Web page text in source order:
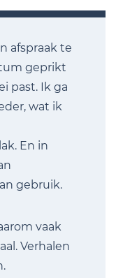
afspraak te
geprikt
past. Ik ga
wat ik
En in
gebruik.
vaak
Verhalen